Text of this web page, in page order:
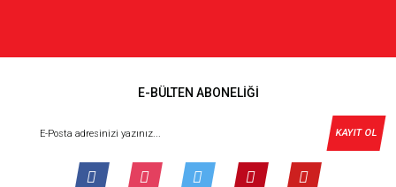
E-BÜLTEN ABONELİĞİ
KAYIT OL